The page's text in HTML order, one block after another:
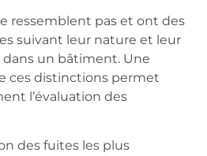
ressemblent pas et ont des
suivant leur nature et leur
dans un bâtiment. Une
ces distinctions permet
l’évaluation des
des fuites les plus